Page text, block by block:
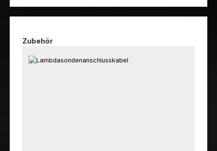
Produktgalerie überspringen
Zubehör